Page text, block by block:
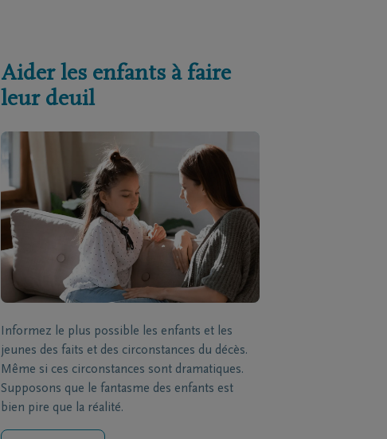
Aider les enfants à faire
leur deuil
Informez le plus possible les enfants et les
jeunes des faits et des circonstances du décès.
Même si ces circonstances sont dramatiques.
Supposons que le fantasme des enfants est
bien pire que la réalité.